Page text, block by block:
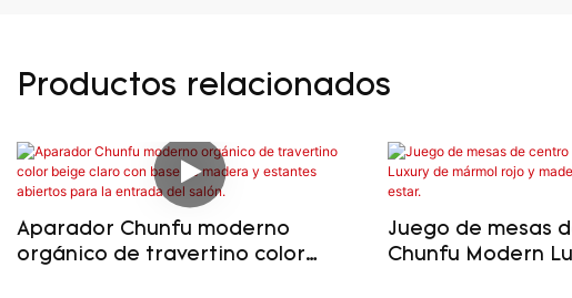
Productos relacionados
Aparador Chunfu moderno
orgánico de travertino color
Juego de mesas
Chunfu Modern